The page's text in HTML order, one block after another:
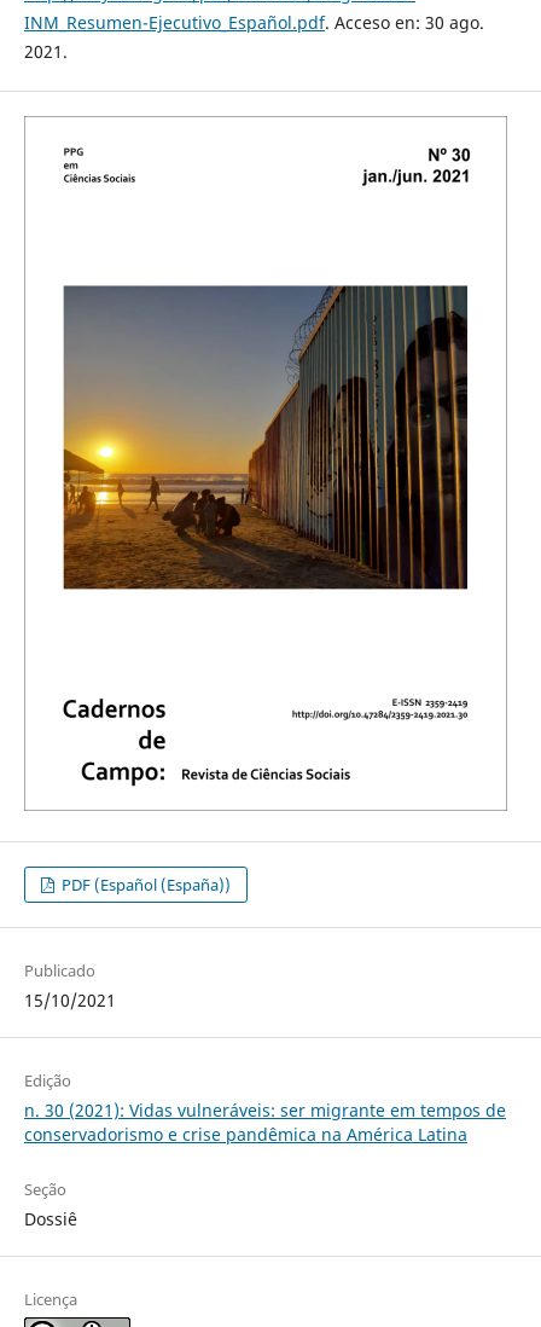
INM_Resumen-Ejecutivo_Español.pdf. Acceso en: 30 ago.
2021.
PDF (Español (España))
Publicado
15/10/2021
Edição
n. 30 (2021): Vidas vulneráveis: ser migrante em tempos de
conservadorismo e crise pandêmica na América Latina
Seção
Dossiê
Licença